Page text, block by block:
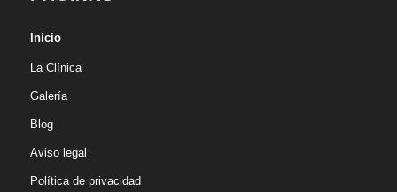
Inicio
La Clínica
Galería
Blog
Aviso legal
Política de privacidad